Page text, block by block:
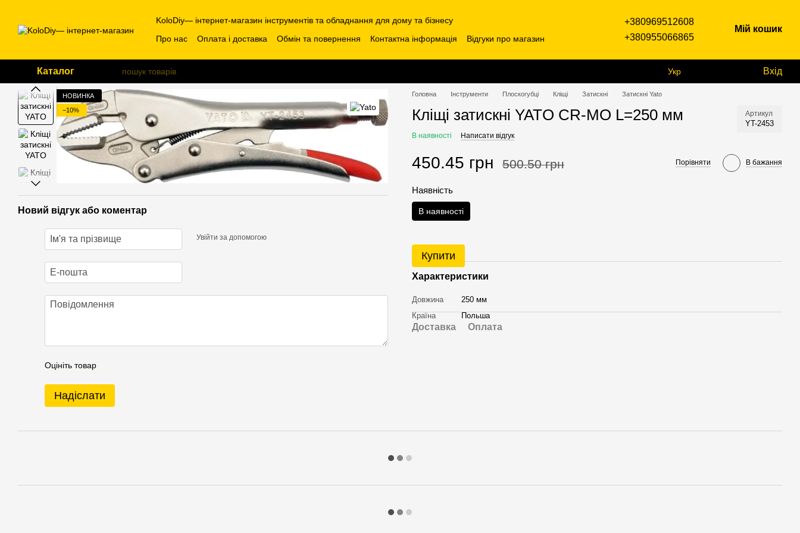
KoloDiy— інтернет-магазин інструментів та обладнання для дому та бізнесу
Про нас
Оплата і доставка Обмін та повернення Контактна інформація Відгуки про магазин
+380969512608
+380955066865
Мій кошик
Каталог Укр Вхід
НОВИНКА
−10%
Новий відгук або коментар
Увійти за допомогою
Оцініть товар
Надіслати
Головна Інструменти Плоскогубці Кліщі Затискні Затискні Yato
Кліщі затискні YATO CR-MO L=250 мм Артикул
YT-2453
В наявності Написати відгук
450.45 грн 500.50 грн Порівняти В бажання
Наявність
В наявності
Купити
Характеристики
Довжина
250 мм
Країна
Польша
Доставка Оплата